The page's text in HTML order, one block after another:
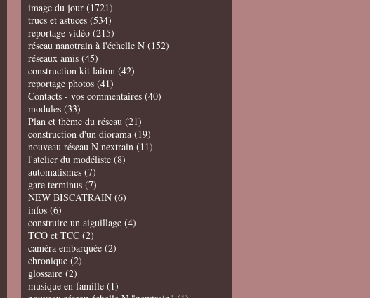
image du jour (1721)
trucs et astuces (534)
reportage vidéo (215)
réseau nanotrain à l'échelle N (152)
réseaux amis (45)
construction kit laiton (42)
reportage photos (41)
Contacts - vos commentaires (40)
modules (33)
Plan et thème du réseau (21)
construction d'un diorama (19)
nouveau réseau N nextrain (11)
l'atelier du modéliste (8)
automatismes (7)
gare terminus (7)
NEW BISCATRAIN (6)
infos (6)
construire un aiguillage (4)
TCO et TCC (2)
caméra embarquée (2)
chronique (2)
glossaire (2)
musique en famille (1)